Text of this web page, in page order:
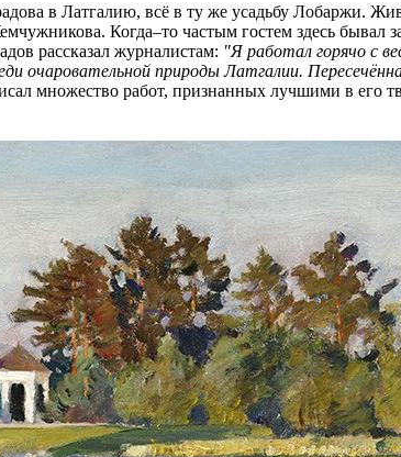
в Латгалию, всё в ту же усадьбу Лобаржи.
Когда–то частым гостем здесь бывал
рассказал журналистам: "Я работал горячо с
очаровательной природы Латгалии.
множество работ, признанных лучшими в его